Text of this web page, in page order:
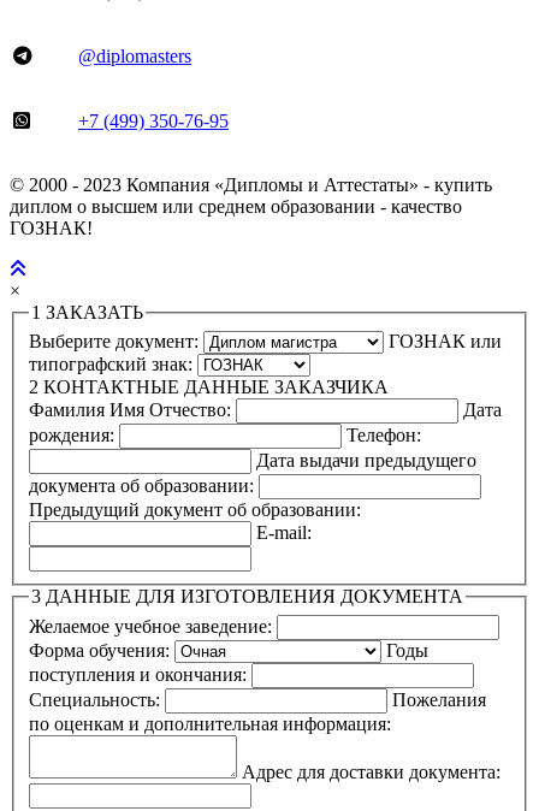
@diplomasters
+7 (499) 350-76-95
© 2000 - 2023 Компания «Дипломы и Аттестаты» - купить
диплом о высшем или среднем образовании - качество
ГОЗНАК!
×
1 ЗАКАЗАТЬ
Выберите документ:
ГОЗНАК или
типографский знак:
2 КОНТАКТНЫЕ ДАННЫЕ ЗАКАЗЧИКА
Фамилия Имя Отчество:
Дата
рождения:
Телефон:
Дата выдачи предыдущего
документа об образовании:
Предыдущий документ об образовании:
E-mail:
3 ДАННЫЕ ДЛЯ ИЗГОТОВЛЕНИЯ ДОКУМЕНТА
Желаемое учебное заведение:
Форма обучения:
Годы
поступления и окончания:
Специальность:
Пожелания
по оценкам и дополнительная информация:
Адрес для доставки документа: